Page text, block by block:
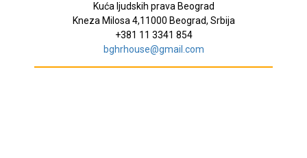
Kuća ljudskih prava Beograd
Kneza Milosa 4,11000 Beograd, Srbija
+381 11 3341 854
bghrhouse@gmail.com